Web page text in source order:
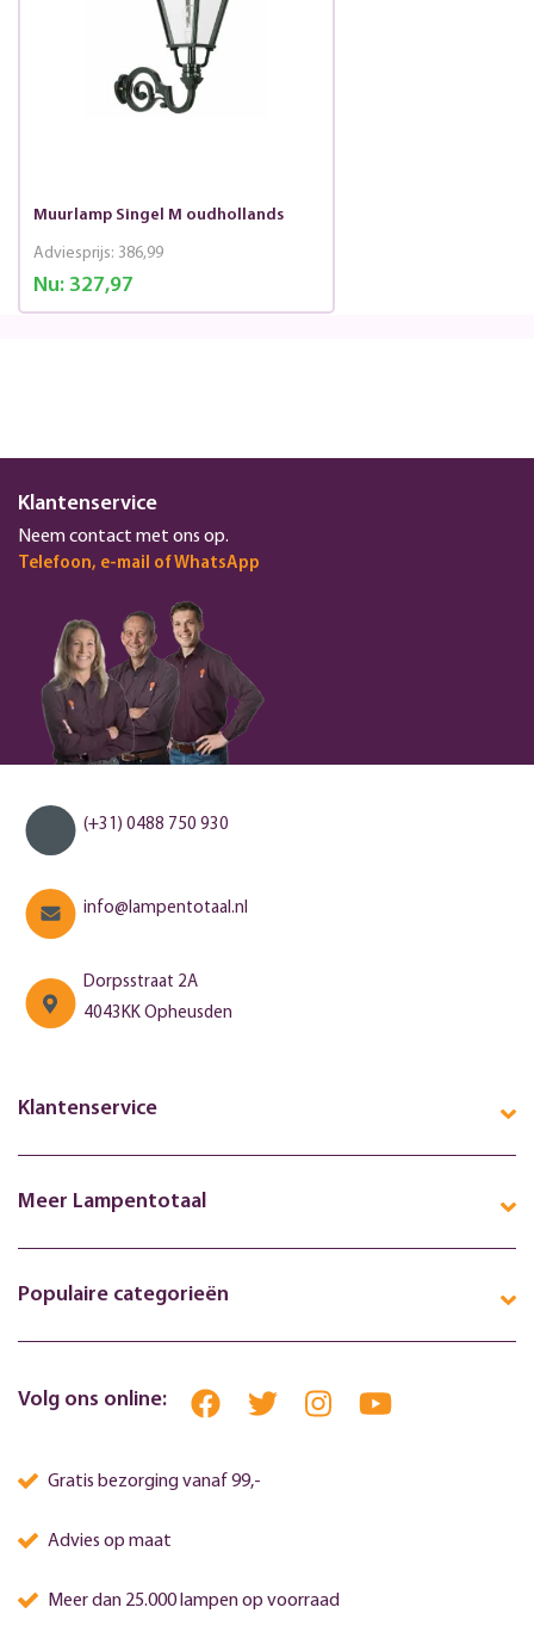
Muurlamp Singel M oudhollands
Nu:327,97
Adviesprijs: 386,99
Klantenservice
Neem contact met ons op.
Telefoon, e-mail of WhatsApp
(+31) 0488 750 930
info@lampentotaal.nl
Dorpsstraat 2A
4043KK Opheusden
Klantenservice
Meer Lampentotaal
Populaire categorieën
Volg ons online:
Gratis bezorging vanaf 99,-
Advies op maat
Meer dan 25.000 lampen op voorraad